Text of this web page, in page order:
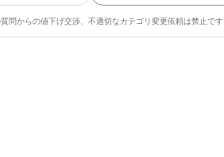
す
問からの値下げ交渉、不適切なカテゴリ変更依頼は禁止です